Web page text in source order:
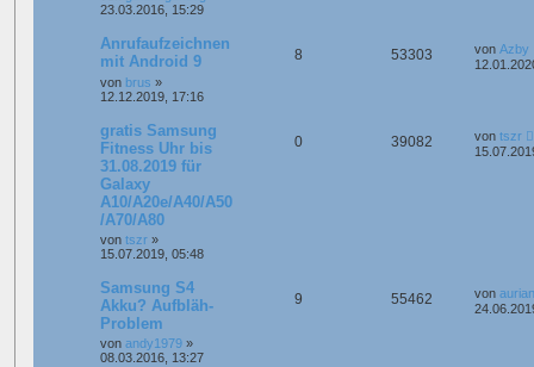
23.03.2016, 15:29
Anrufaufzeichnen
mit Android 9
von brus »
12.12.2019, 17:16
8 53303 von Azby
gratis Samsung
Fitness Uhr bis
31.08.2019 für
Galaxy
A10/A20e/A40/A50
/A70/A80
von tszr »
15.07.2019, 05:48
0 39082 von tszr
Samsung S4
Akku? Aufbläh-
Problem
von andy1979 »
08.03.2016, 13:27
9 55462 von aurian